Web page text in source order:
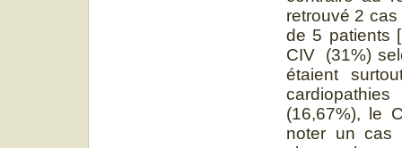
retrouvé 2
de 5 patients
CIV (31%)
étaient
(16,67%), le
noter un cas